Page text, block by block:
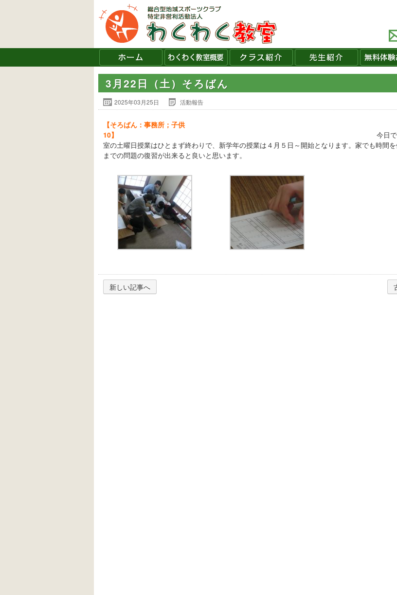
3月22日（土）そろばん
2025年03月25日 活動報告
【そろばん：事務所；子供
10】
今日であざみ野
室の土曜日授業はひとまず終わりで、新学年の授業は４月５日～開始となります。家でも時間
までの問題の復習が出来ると良いと思います。
新しい記事へ